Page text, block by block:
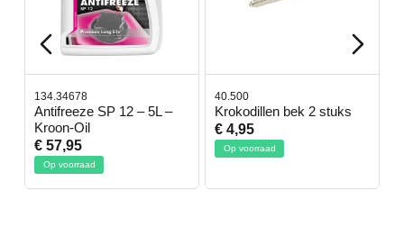
134.34678
Antifreeze SP 12 – 5L –
Kroon-Oil
€ 57,95
Op voorraad
40.500
Krokodillen bek 2 stuks
€ 4,95
Op voorraad